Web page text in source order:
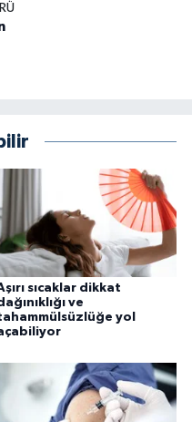
sıcaklar dikkat
ve
yol